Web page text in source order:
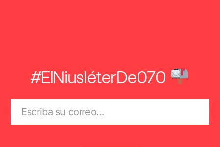
#ElNiusléterDe070